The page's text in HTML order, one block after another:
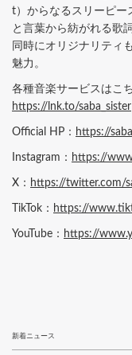
t）からなるスリーピー
と言葉から紡がれる歌
同時にオリジナリティ
魅力。
各種音楽サービスはこ
https://lnk.to/saba_sister
Official HP： https://
Instagram： https://
X： https://twitter.com/
TikTok： https://
YouTube： https://
新着ニュース